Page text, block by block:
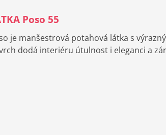
Poso 55
je manšestrová potahová látka s
dodá interiéru útulnost i eleganci a